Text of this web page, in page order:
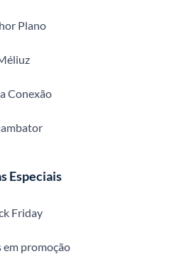
Plano
Conexão
Especiais
Friday
em promoção